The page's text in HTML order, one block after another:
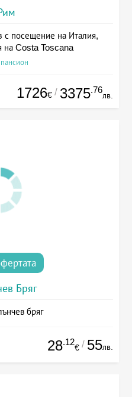
с посещение на Италия,
на Costa Toscana
1726€ / 3375.76
лв.
Бряг
бряг
28.12
€ / 55лв.